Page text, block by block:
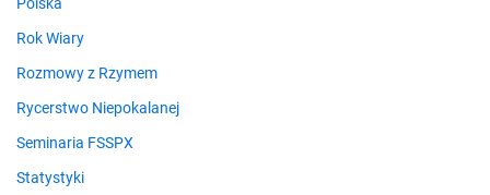
Rok Wiary
Rozmowy z Rzymem
Rycerstwo Niepokalanej
Seminaria FSSPX
Statystyki